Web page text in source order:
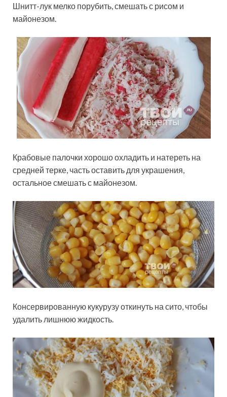
Шнитт-лук мелко порубить, смешать с рисом и
майонезом.
Крабовые палочки хорошо охладить и натереть на
средней терке, часть оставить для украшения,
остальное смешать с майонезом.
Консервированную кукурузу откинуть на сито, чтобы
удалить лишнюю жидкость.